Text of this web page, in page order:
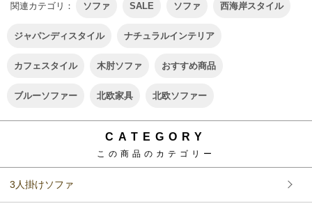
関連カテゴリ： ソファ SALE ソファ 西海岸スタイル
ジャパンディスタイル ナチュラルインテリア
カフェスタイル 木肘ソファ おすすめ商品
ブルーソファー 北欧家具 北欧ソファー
CATEGORY
この商品のカテゴリー
3人掛けソファ